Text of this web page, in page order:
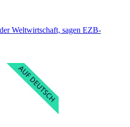
Weltwirtschaft, sagen EZB-